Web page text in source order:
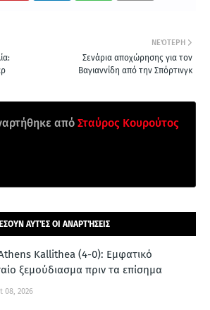
ΝΕΌΤΕΡΗ
Σενάρια αποχώρησης για τον
Βαγιαννίδη από την Σπόρτινγκ
από Σταύρος Κουρούτος
ΑΥΤΈΣ ΟΙ ΑΝΑΡΤΉΣΕΙΣ
Kallithea (4-0): Εμφατικό
ξεμούδιασμα πριν τα επίσημα
08, 2026